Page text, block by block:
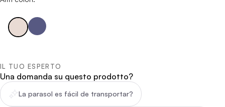
IL TUO ESPERTO
Una domanda su questo prodotto?
La parasol es fácil de transportar?